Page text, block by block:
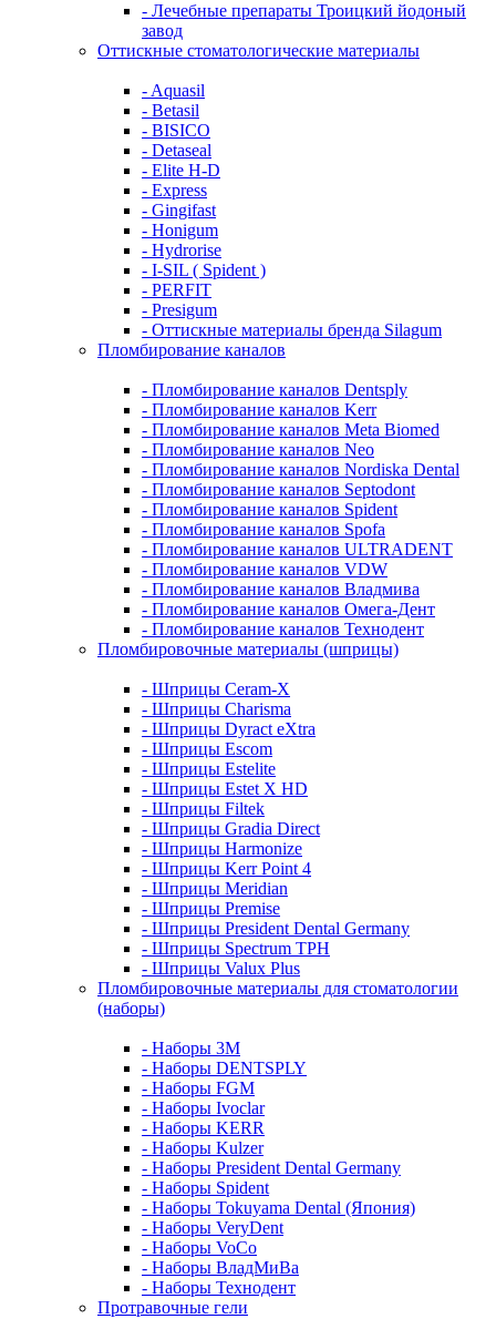
- Лечебные препараты Троицкий йодоный
завод
Оттискные стоматологические материалы
- Aquasil
- Betasil
- BISICO
- Detaseal
- Elite H-D
- Express
- Gingifast
- Honigum
- Hydrorise
- I-SIL ( Spident )
- PERFIT
- Presigum
- Оттискные материалы бренда Silagum
Пломбирование каналов
- Пломбирование каналов Dentsply
- Пломбирование каналов Kerr
- Пломбирование каналов Meta Biomed
- Пломбирование каналов Neo
- Пломбирование каналов Nordiska Dental
- Пломбирование каналов Septodont
- Пломбирование каналов Spident
- Пломбирование каналов Spofa
- Пломбирование каналов ULTRADENT
- Пломбирование каналов VDW
- Пломбирование каналов Владмива
- Пломбирование каналов Омега-Дент
- Пломбирование каналов Технодент
Пломбировочные материалы (шприцы)
- Шприцы Ceram-X
- Шприцы Charisma
- Шприцы Dyract eXtra
- Шприцы Escom
- Шприцы Estelite
- Шприцы Estet X HD
- Шприцы Filtek
- Шприцы Gradia Direct
- Шприцы Harmonize
- Шприцы Kerr Point 4
- Шприцы Meridian
- Шприцы Premise
- Шприцы President Dental Germany
- Шприцы Spectrum TPH
- Шприцы Valux Plus
Пломбировочные материалы для стоматологии
(наборы)
- Наборы 3М
- Наборы DENTSPLY
- Наборы FGM
- Наборы Ivoclar
- Наборы KERR
- Наборы Kulzer
- Наборы President Dental Germany
- Наборы Spident
- Наборы Tokuyama Dental (Япония)
- Наборы VeryDent
- Наборы VoCo
- Наборы ВладМиВа
- Наборы Технодент
Протравочные гели